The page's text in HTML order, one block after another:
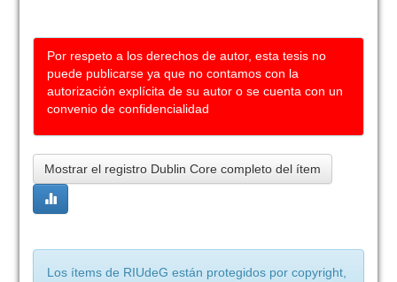
Por respeto a los derechos de autor, esta tesis no
puede publicarse ya que no contamos con la
autorización explícita de su autor o se cuenta con un
convenio de confidencialidad
Mostrar el registro Dublin Core completo del ítem
Los ítems de RIUdeG están protegidos por copyright,